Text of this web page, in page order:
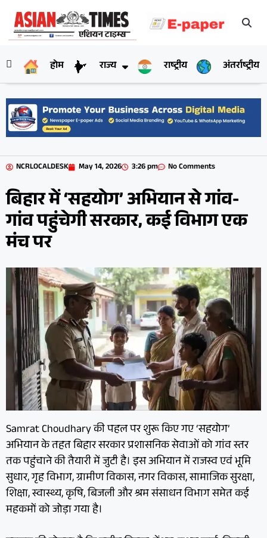
होम राज्य राष्ट्रीय अंतर्राष्ट्रीय
NCRLOCALDESK May 14, 2026 3:26 pm No Comments
बिहार में ‘सहयोग’ अभियान से गांव-
गांव पहुंचेगी सरकार, कई विभाग एक
मंच पर
Samrat Choudhary की पहल पर शुरू किए गए ‘सहयोग’
अभियान के तहत बिहार सरकार प्रशासनिक सेवाओं को गांव स्तर
तक पहुंचाने की तैयारी में जुटी है। इस अभियान में राजस्व एवं भूमि
सुधार, गृह विभाग, ग्रामीण विकास, नगर विकास, सामाजिक सुरक्षा,
शिक्षा, स्वास्थ्य, कृषि, बिजली और श्रम संसाधन विभाग समेत कई
महकमों को जोड़ा गया है।